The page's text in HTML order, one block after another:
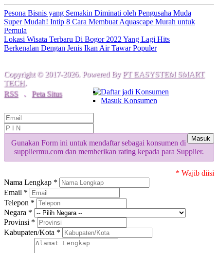
Pesona Bisnis yang Semakin Diminati oleh Pengusaha Muda
Super Mudah! Intip 8 Cara Membuat Aquascape Murah untuk
Pemula
Lokasi Wisata Terbaru Di Bogor 2022 Yang Lagi Hits
Berkenalan Dengan Jenis Ikan Air Tawar Populer
Copyright © 2017-2026. Powered By PT EASYSTEM SMART
TECH.
RSS
. Peta Situs
Daftar jadi Konsumen
Masuk Konsumen
Masuk
Gunakan Form ini untuk mendaftar sebagai konsumen di
suppliermu.com dan memberikan rating kepada para Supplier.
* Wajib diisi
Nama Lengkap *
Email *
Telepon *
Negara *
Provinsi *
Kabupaten/Kota *